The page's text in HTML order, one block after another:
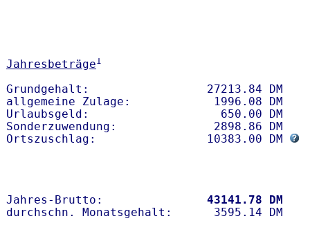
Jahresbeträge1
Grundgehalt:                 27213.84 DM
allgemeine Zulage:            1996.08 DM
Urlaubsgeld:                   650.00 DM
Sonderzuwendung:              2898.86 DM
Ortszuschlag:                10383.00 DM
Jahres-Brutto: 43141.78 DM